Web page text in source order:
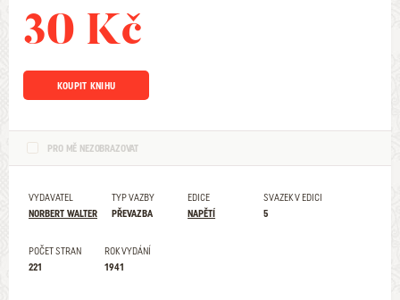
30 Kč
KOUPIT KNIHU
PRO MĚ NEZOBRAZOVAT
VYDAVATEL
NORBERT WALTER
TYP VAZBY
PŘEVAZBA
EDICE
NAPĚTÍ
SVAZEK V EDICI
5
POČET STRAN
221
ROK VYDÁNÍ
1941